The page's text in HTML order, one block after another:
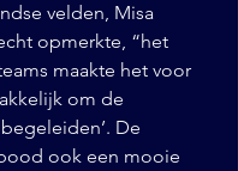
velden, Misa
opmerkte, “het
maakte het voor
om de
De
ook een mooie